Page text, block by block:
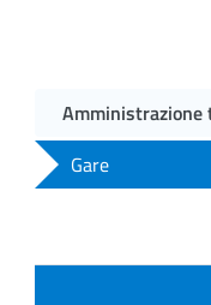
Amministrazione
Gare